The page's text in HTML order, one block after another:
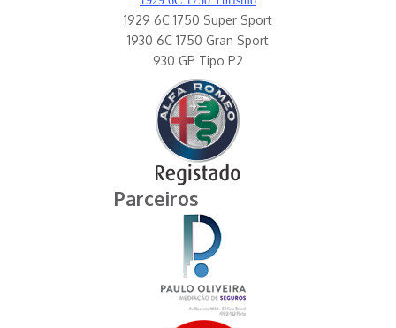
1929 6C 1750 Super Sport
1930 6C 1750 Gran Sport
930 GP Tipo P2
Parceiros